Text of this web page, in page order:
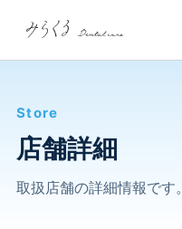
Store
店舗詳細
取扱店舗の詳細情報です。